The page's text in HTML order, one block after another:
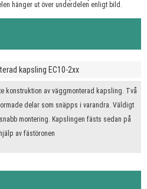
hänger ut över underdelen enligt bild.
kapsling EC10-2xx
konstruktion av väggmonterad kapsling. Två
delar som snäpps i varandra. Väldigt
montering. Kapslingen fästs sedan på
av fästöronen